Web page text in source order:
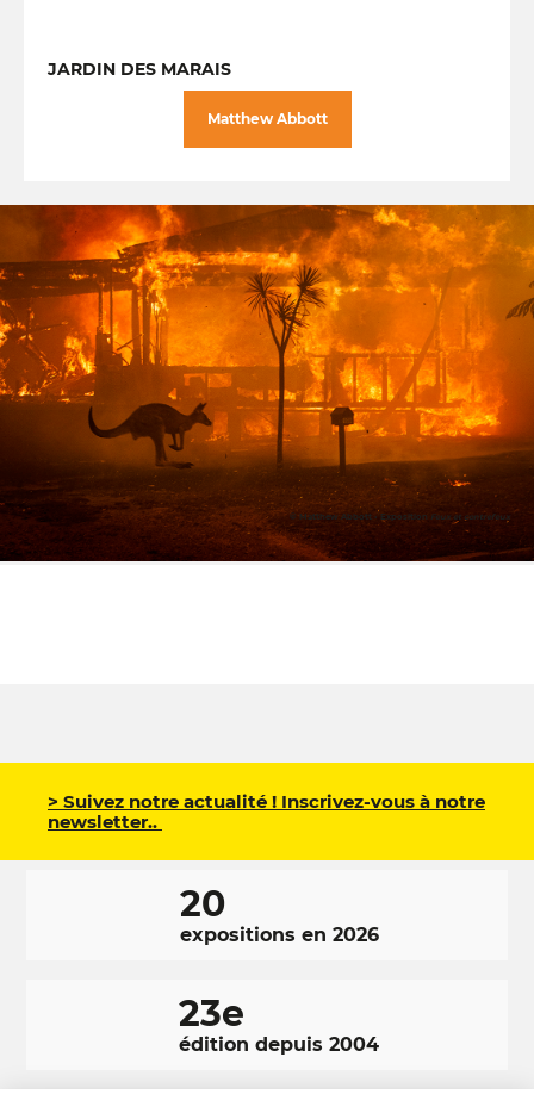
JARDIN DES MARAIS
Matthew Abbott
© Matthew Abbott • Exposition Feux et contrefeux
> Suivez notre actualité ! Inscrivez-vous à notre
newsletter..
20
expositions en 2026
23e
édition depuis 2004